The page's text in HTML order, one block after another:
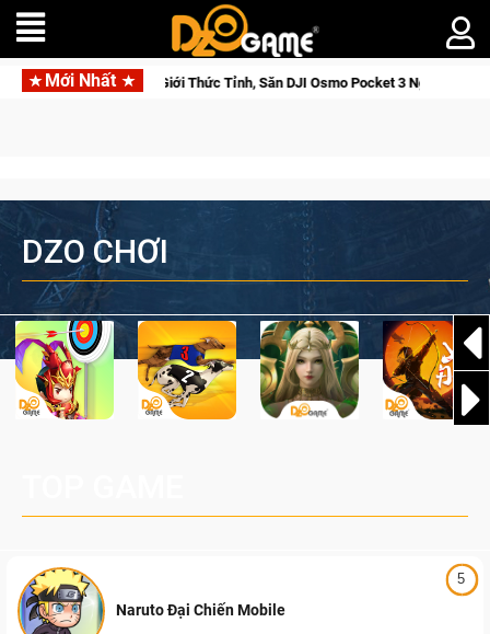
Mới Nhất
Saga: Cửu Giới Thức Tỉnh, Săn DJI Osmo Pocket 3 Ngay Hôm Nay
DZO CHƠI
5
Naruto Đại Chiến Mobile